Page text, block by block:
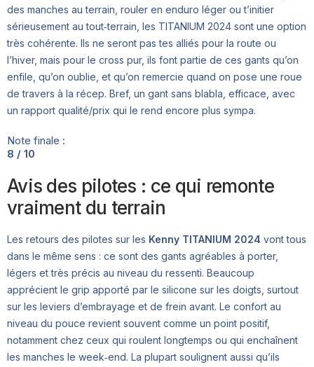
des manches au terrain, rouler en enduro léger ou t’initier
sérieusement au tout‑terrain, les TITANIUM 2024 sont une option
très cohérente. Ils ne seront pas tes alliés pour la route ou
l’hiver, mais pour le cross pur, ils font partie de ces gants qu’on
enfile, qu’on oublie, et qu’on remercie quand on pose une roue
de travers à la récep. Bref, un gant sans blabla, efficace, avec
un rapport qualité/prix qui le rend encore plus sympa.
Note finale :
8 / 10
Avis des pilotes : ce qui remonte
vraiment du terrain
Les retours des pilotes sur les Kenny TITANIUM 2024 vont tous
dans le même sens : ce sont des gants agréables à porter,
légers et très précis au niveau du ressenti. Beaucoup
apprécient le grip apporté par le silicone sur les doigts, surtout
sur les leviers d’embrayage et de frein avant. Le confort au
niveau du pouce revient souvent comme un point positif,
notamment chez ceux qui roulent longtemps ou qui enchaînent
les manches le week‑end. La plupart soulignent aussi qu’ils